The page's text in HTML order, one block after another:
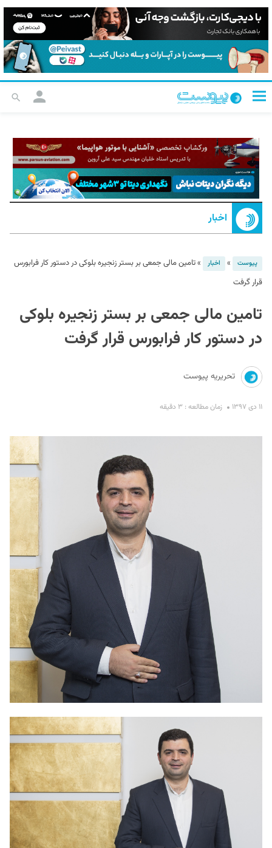
اخبار
پیوست » اخبار »تامین مالی جمعی بر بستر زنجیره بلوکی در دستور کار فرابورس
قرار گرفت
تامین مالی جمعی بر بستر زنجیره بلوکی
در دستور کار فرابورس قرار گرفت
تحریریه پیوست
۱۱ دی ۱۳۹۷ زمان مطالعه : ۳ دقیقه